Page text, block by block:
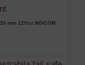
mm 12Vcc NO/COM